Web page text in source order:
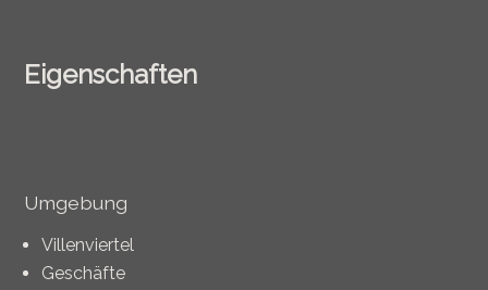
Eigenschaften
Umgebung
Villenviertel
Geschäfte